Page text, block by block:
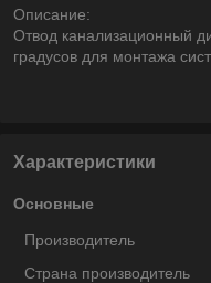
Описание:
Отвод канализационный
градусов для монтажа
Характеристики
Основные
Производитель
Страна производитель